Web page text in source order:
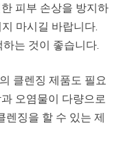
피부 손상을 방지하
마시길 바랍니다.
는 것이 좋습니다.
클렌징 제품도 필요
오염물이 다량으로
렌징을 할 수 있는 제